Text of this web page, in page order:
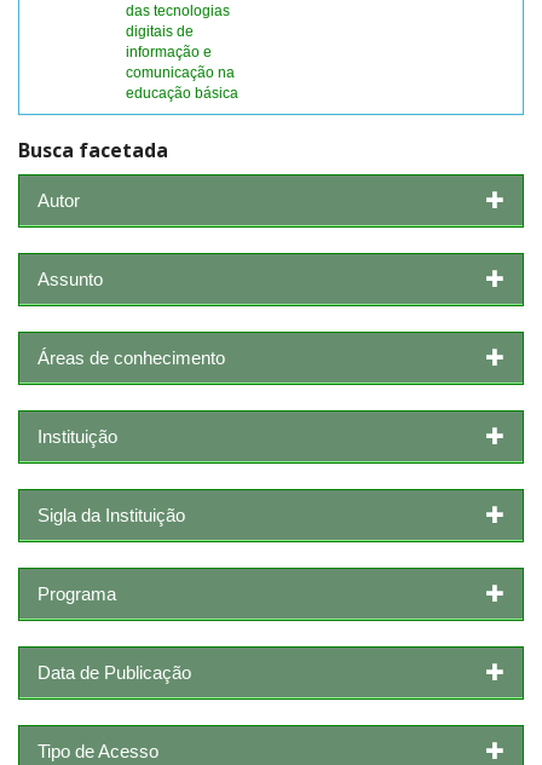
das tecnologias
digitais de
informação e
comunicação na
educação básica
Busca facetada
Autor
Assunto
Áreas de conhecimento
Instituição
Sigla da Instituição
Programa
Data de Publicação
Tipo de Acesso